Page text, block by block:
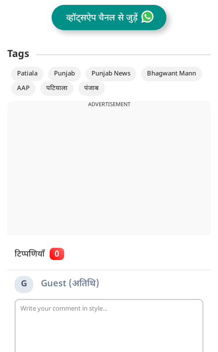
व्हॉट्सऐप चैनल से जुड़ें
Tags
Patiala Punjab Punjab News
Bhagwant Mann
AAP
पटियाला पंजाब
ADVERTISEMENT
टिप्पणियाँ 0
G Guest (अतिथि)